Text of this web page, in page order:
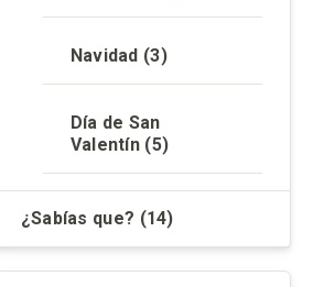
Navidad (3)
Día de San
Valentín (5)
¿Sabías que? (14)